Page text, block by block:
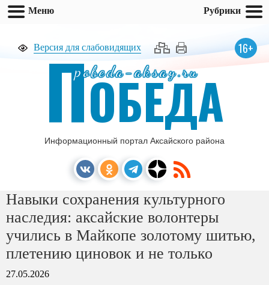
Версия для слабовидящих 16+
pobeda-aksay.ru
ПОБЕДА
Информационный портал Аксайского района
Навыки сохранения культурного
наследия: аксайские волонтеры
учились в Майкопе золотому шитью,
плетению циновок и не только
27.05.2026
Меню Рубрики